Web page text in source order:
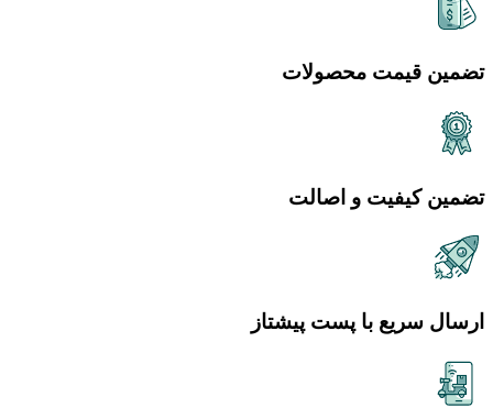
تضمین قیمت محصولات
تضمین کیفیت و اصالت
ارسال سریع با پست پیشتاز